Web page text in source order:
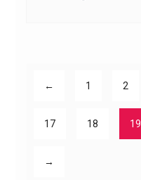
← 1 2
17 18 19
→